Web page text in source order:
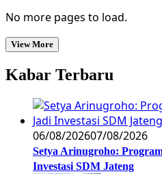
No more pages to load.
View More
Kabar Terbaru
06/08/202607/08/2026
Setya Arinugroho:
Investasi SDM Jateng